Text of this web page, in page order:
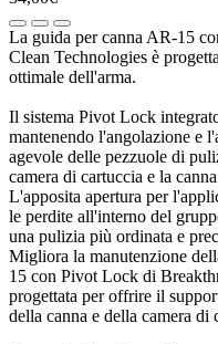
La guida per canna AR-15
Clean Technologies è
ottimale dell'arma.
Il sistema Pivot Lock
mantenendo l'angolazione e
agevole delle pezzuole di
camera di cartuccia e la
L'apposita apertura per
le perdite all'interno del
una pulizia più ordinata e
Migliora la manutenzione
15 con Pivot Lock di
progettata per offrire il
della canna e della camera di